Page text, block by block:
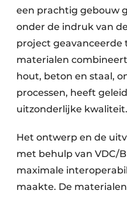
een prachtig gebouw
onder de indruk van
project geavanceerde
materialen
hout, beton en staal,
processen, heeft
uitzonderlijke
Het ontwerp en de
met behulp van VDC/
maximale
maakte. De